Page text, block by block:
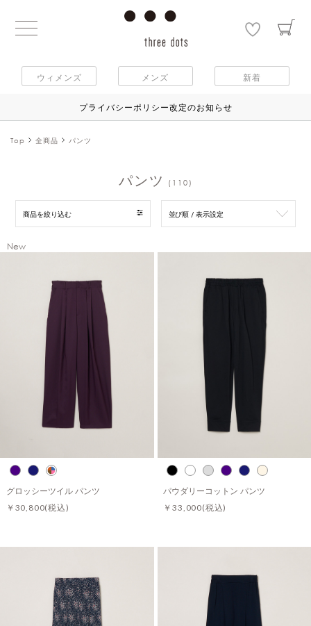
ウィメンズ メンズ 新着
プライバシーポリシー改定のお知らせ
Top 全商品 パンツ
パンツ (110)
商品を絞り込む 並び順 / 表示設定
New
グロッシーツイル パンツ
￥30,800(税込)
パウダリーコットン パンツ
￥33,000(税込)